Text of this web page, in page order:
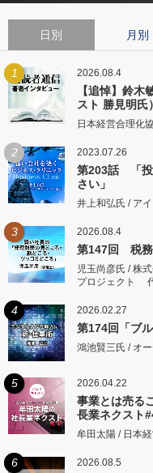
日別 月別
1 2026.08.4
【追悼】鈴
スト 勝見明氏）
日本経営合理化
2 2023.07.26
第203話 「投
さい」
井上和弘氏 / ア
3 2026.08.4
第147回 税務
児玉尚彦氏 / 株
プロジェクト
4 2026.02.27
第174回「ブ
鴻池賢三氏 / オ
5 2026.04.22
事業とは売る
長業ネクスト
牟田太陽 / 日本
6 2026.08.5